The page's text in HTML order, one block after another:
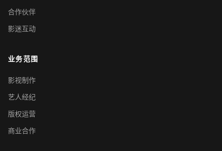
合作伙伴
影迷互动
业务范围
影视制作
艺人经纪
版权运营
商业合作